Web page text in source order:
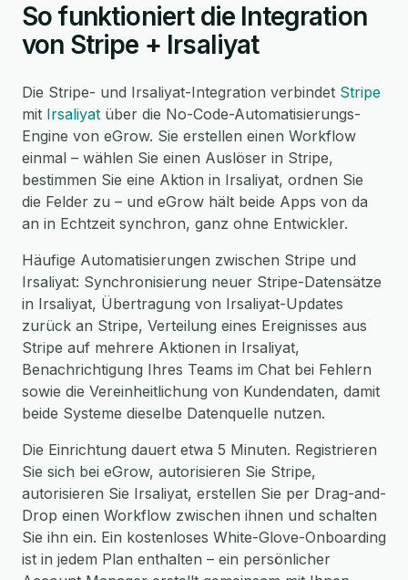
So funktioniert die Integration
von Stripe + Irsaliyat
Die Stripe- und Irsaliyat-Integration verbindet Stripe
mit Irsaliyat über die No-Code-Automatisierungs-
Engine von eGrow. Sie erstellen einen Workflow
einmal – wählen Sie einen Auslöser in Stripe,
bestimmen Sie eine Aktion in Irsaliyat, ordnen Sie
die Felder zu – und eGrow hält beide Apps von da
an in Echtzeit synchron, ganz ohne Entwickler.
Häufige Automatisierungen zwischen Stripe und
Irsaliyat: Synchronisierung neuer Stripe-Datensätze
in Irsaliyat, Übertragung von Irsaliyat-Updates
zurück an Stripe, Verteilung eines Ereignisses aus
Stripe auf mehrere Aktionen in Irsaliyat,
Benachrichtigung Ihres Teams im Chat bei Fehlern
sowie die Vereinheitlichung von Kundendaten, damit
beide Systeme dieselbe Datenquelle nutzen.
Die Einrichtung dauert etwa 5 Minuten. Registrieren
Sie sich bei eGrow, autorisieren Sie Stripe,
autorisieren Sie Irsaliyat, erstellen Sie per Drag-and-
Drop einen Workflow zwischen ihnen und schalten
Sie ihn ein. Ein kostenloses White-Glove-Onboarding
ist in jedem Plan enthalten – ein persönlicher